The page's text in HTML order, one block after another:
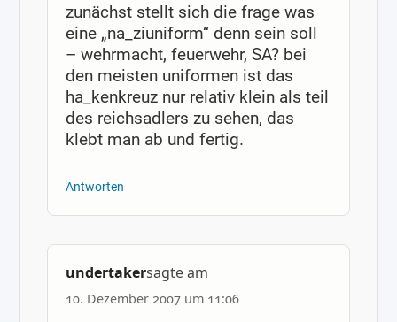
zunächst stellt sich die frage was
eine „na_ziuniform“ denn sein soll
– wehrmacht, feuerwehr, SA? bei
den meisten uniformen ist das
ha_kenkreuz nur relativ klein als teil
des reichsadlers zu sehen, das
klebt man ab und fertig.
Antworten
undertakersagte am
10. Dezember 2007 um 11:06